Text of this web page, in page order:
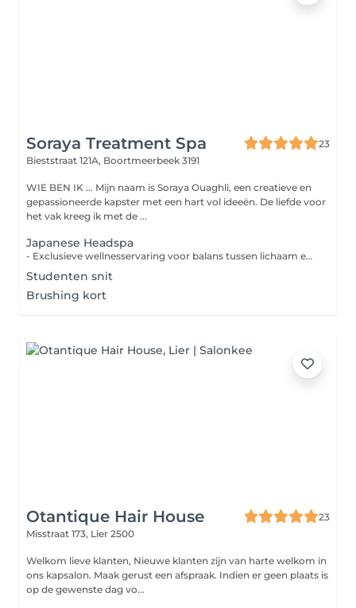
Soraya Treatment Spa
23
Bieststraat 121A, Boortmeerbeek 3191
WIE BEN IK ... Mijn naam is Soraya Ouaghli, een creatieve en
gepassioneerde kapster met een hart vol ideeën. De liefde voor
het vak kreeg ik met de ...
Japanese Headspa
- Exclusieve wellnesservaring voor balans tussen lichaam en geest, resulterend in een gezonde hoofdhuid en stralend haar. LET OP! Kom met ongewassen haar naar de afspraak (minimaal 2 dagen) Deze behandeling is ook mogelijk in kuurvorm.
Studenten snit
Brushing kort
Otantique Hair House
23
Misstraat 173, Lier 2500
Welkom lieve klanten, Nieuwe klanten zijn van harte welkom in
ons kapsalon. Maak gerust een afspraak. Indien er geen plaats is
op de gewenste dag vo...